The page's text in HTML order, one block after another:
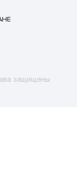
защищены